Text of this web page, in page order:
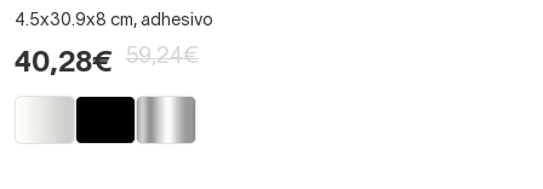
4.5x30.9x8 cm, adhesivo
40,28€ 59,24€